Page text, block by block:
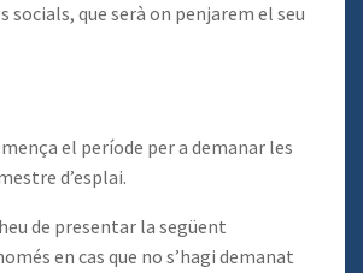
socials, que serà on penjarem el seu
el període per a demanar les
d’esplai.
de presentar la següent
en cas que no s’hagi demanat